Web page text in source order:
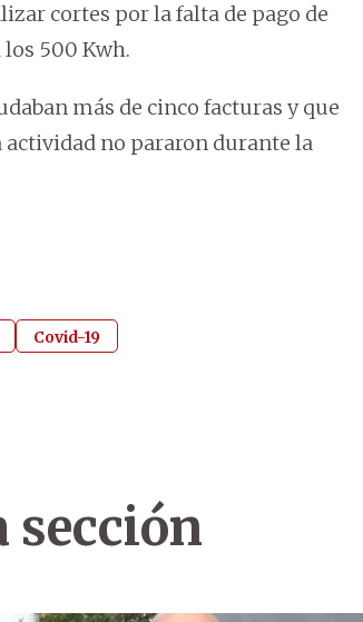
cortes por la falta de pago de
500 Kwh.
más de cinco facturas y que
actividad no pararon durante la
Covid-19
sección